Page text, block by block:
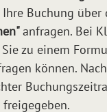
Buchung über
anfragen. Bei
zu einem
können.